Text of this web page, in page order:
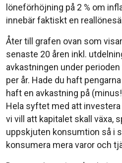
löneförhöjning på 2 % om
innebär faktiskt en
Åter till grafen ovan som
senaste 20 åren inkl.
avkastningen under
per år. Hade du haft
haft en avkastning på
Hela syftet med att
vi vill att kapitalet skall växa,
uppskjuten konsumtion så i
konsumera mera varor och